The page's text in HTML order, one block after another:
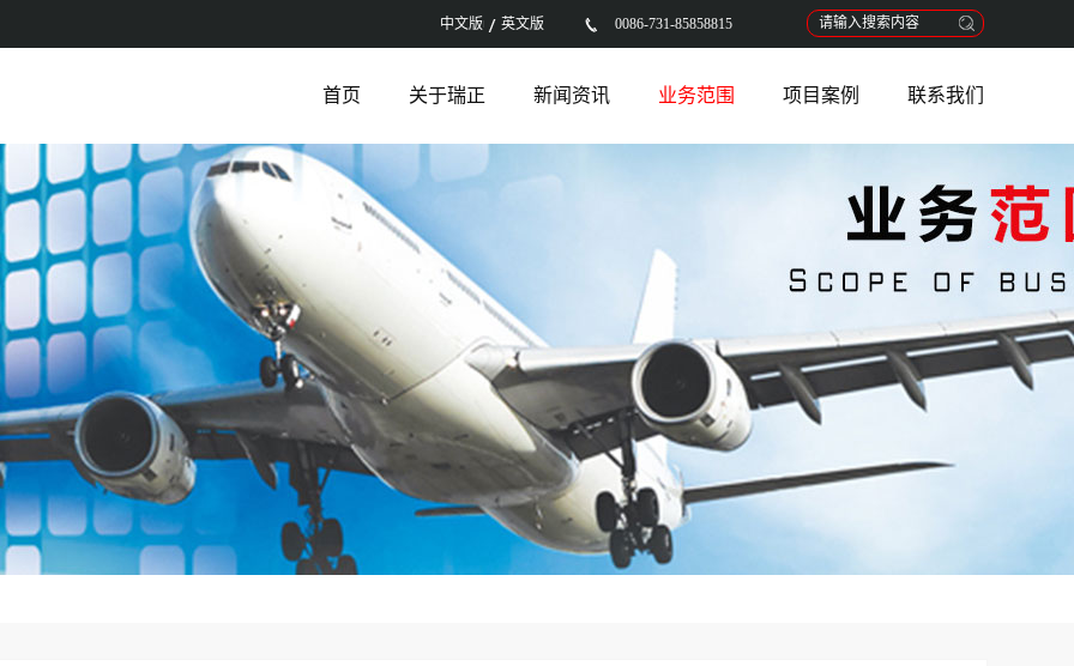
0086-731-85858815
中文版 英文版
首页 关于瑞正 新闻资讯 业务范围 项目案例 联系我们